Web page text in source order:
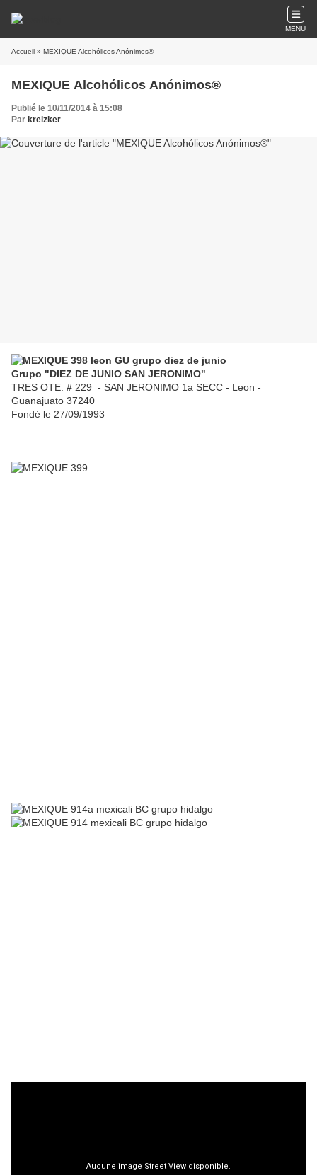
MENU
Accueil » MEXIQUE Alcohólicos Anónimos®
MEXIQUE Alcohólicos Anónimos®
Publié le 10/11/2014 à 15:08
Par kreizker
Grupo "DIEZ DE JUNIO SAN JERONIMO"
TRES OTE. # 229 - SAN JERONIMO 1a SECC - Leon -
Guanajuato 37240
Fondé le 27/09/1993